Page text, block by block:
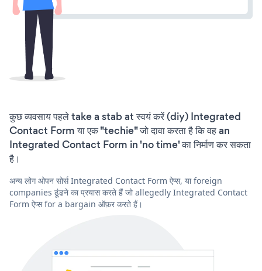
कुछ व्यवसाय पहले take a stab at स्वयं करें (diy) Integrated
Contact Form या एक "techie" जो दावा करता है कि वह an
Integrated Contact Form in 'no time' का निर्माण कर सकता
है।
अन्य लोग ओपन सोर्स Integrated Contact Form ऐप्स, या foreign
companies ढूंढने का प्रयास करते हैं जो allegedly Integrated Contact
Form ऐप्स for a bargain ऑफ़र करते हैं।